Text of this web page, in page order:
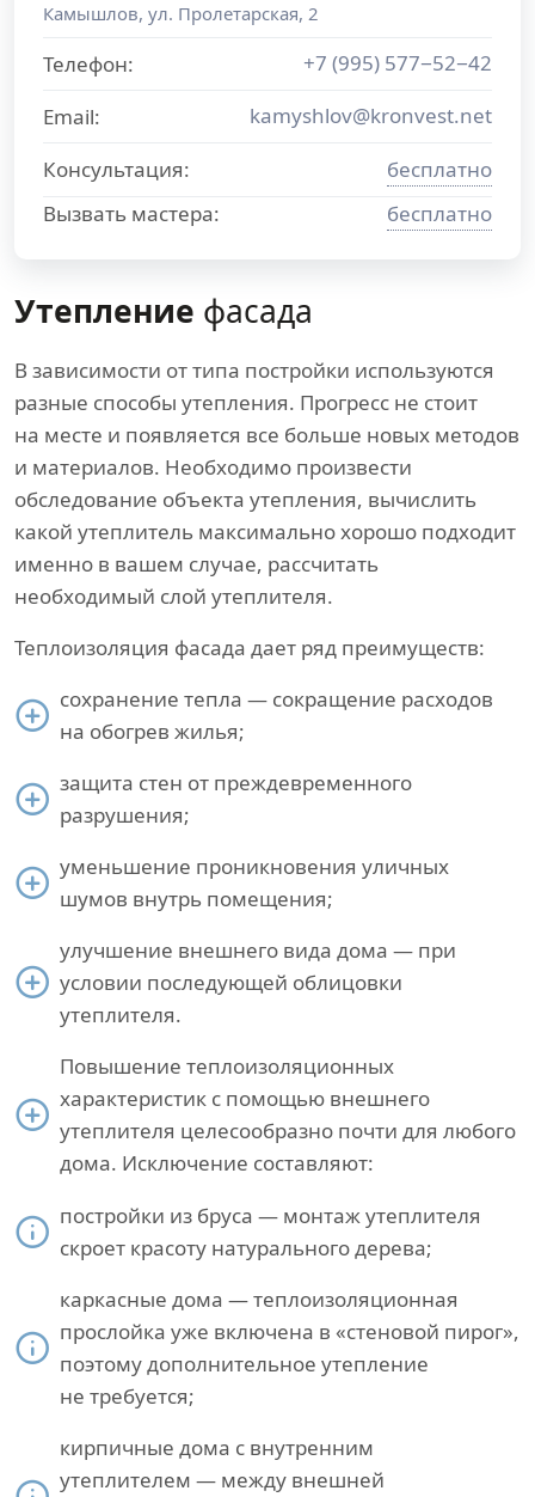
Утепление фасада
В зависимости от типа постройки используются
разные способы утепления. Прогресс не стоит
на месте и появляется все больше новых методов
и материалов. Необходимо произвести
обследование объекта утепления, вычислить
какой утеплитель максимально хорошо подходит
именно в вашем случае, рассчитать
необходимый слой утеплителя.
Теплоизоляция фасада дает ряд преимуществ:
Камышлов, ул. Пролетарская, 2
Телефон:
+7 (995) 577−52−42
Email:
kamyshlov@kronvest.net
Консультация:
бесплатно
Вызвать мастера:
бесплатно
сохранение тепла — сокращение расходов
на обогрев жилья;
защита стен от преждевременного
разрушения;
уменьшение проникновения уличных
шумов внутрь помещения;
улучшение внешнего вида дома — при
условии последующей облицовки
утеплителя.
Повышение теплоизоляционных
характеристик с помощью внешнего
утеплителя целесообразно почти для любого
дома. Исключение составляют:
постройки из бруса — монтаж утеплителя
скроет красоту натурального дерева;
каркасные дома — теплоизоляционная
прослойка уже включена в «стеновой пирог»,
поэтому дополнительное утепление
не требуется;
кирпичные дома с внутренним
утеплителем — между внешней